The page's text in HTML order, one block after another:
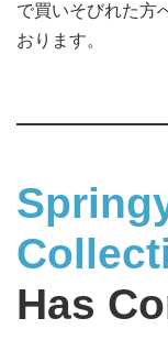
で買いそびれた方
おります。
Has